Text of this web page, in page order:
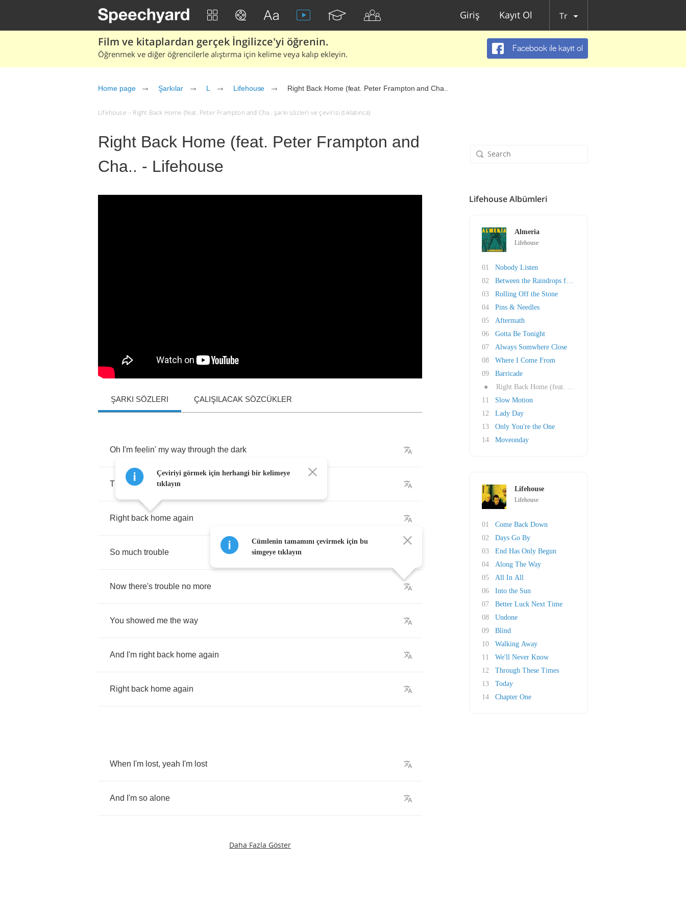
Giriş Kayıt Ol Tr
Film ve kitaplardan gerçek İngilizce'yi öğrenin.
Öğrenmek ve diğer öğrencilerle alıştırma için kelime veya kalıp ekleyin.
Facebook ile kayıt ol
Home page Şarkılar L Lifehouse Right Back Home (feat. Peter Frampton and Cha..
Lifehouse – Right Back Home (feat. Peter Frampton and Cha.. şarkı sözleri ve çevirisi (tıklatınca)
Right Back Home (feat. Peter Frampton and
Cha.. - Lifehouse
ŞARKI SÖZLERI ÇALIŞILACAK SÖZCÜKLER
Oh I'm feelin' my way through the dark
The thrill gone and
Right back home again
So much trouble
Now there's trouble no more
You showed me the way
And I'm right back home again
Right back home again
When I'm lost, yeah I'm lost
And I'm so alone
Daha Fazla Göster
Çeviriyi görmek için herhangi bir kelimeye
tıklayın
Cümlenin tamamını çevirmek için bu
simgeye tıklayın
Lifehouse Albümleri
Almeria
Lifehouse
01
Nobody Listen
02
Between the Raindrops feat. Natasha Bedingfie..
03
Rolling Off the Stone
04
Pins & Needles
05
Aftermath
06
Gotta Be Tonight
07
Always Somwhere Close
08
Where I Come From
09
Barricade
●
Right Back Home (feat. Peter Frampton and Cha..
11
Slow Motion
12
Lady Day
13
Only You're the One
14
Moveonday
Lifehouse
Lifehouse
01
Come Back Down
02
Days Go By
03
End Has Only Begun
04
Along The Way
05
All In All
06
Into the Sun
07
Better Luck Next Time
08
Undone
09
Blind
10
Walking Away
11
We'll Never Know
12
Through These Times
13
Today
14
Chapter One